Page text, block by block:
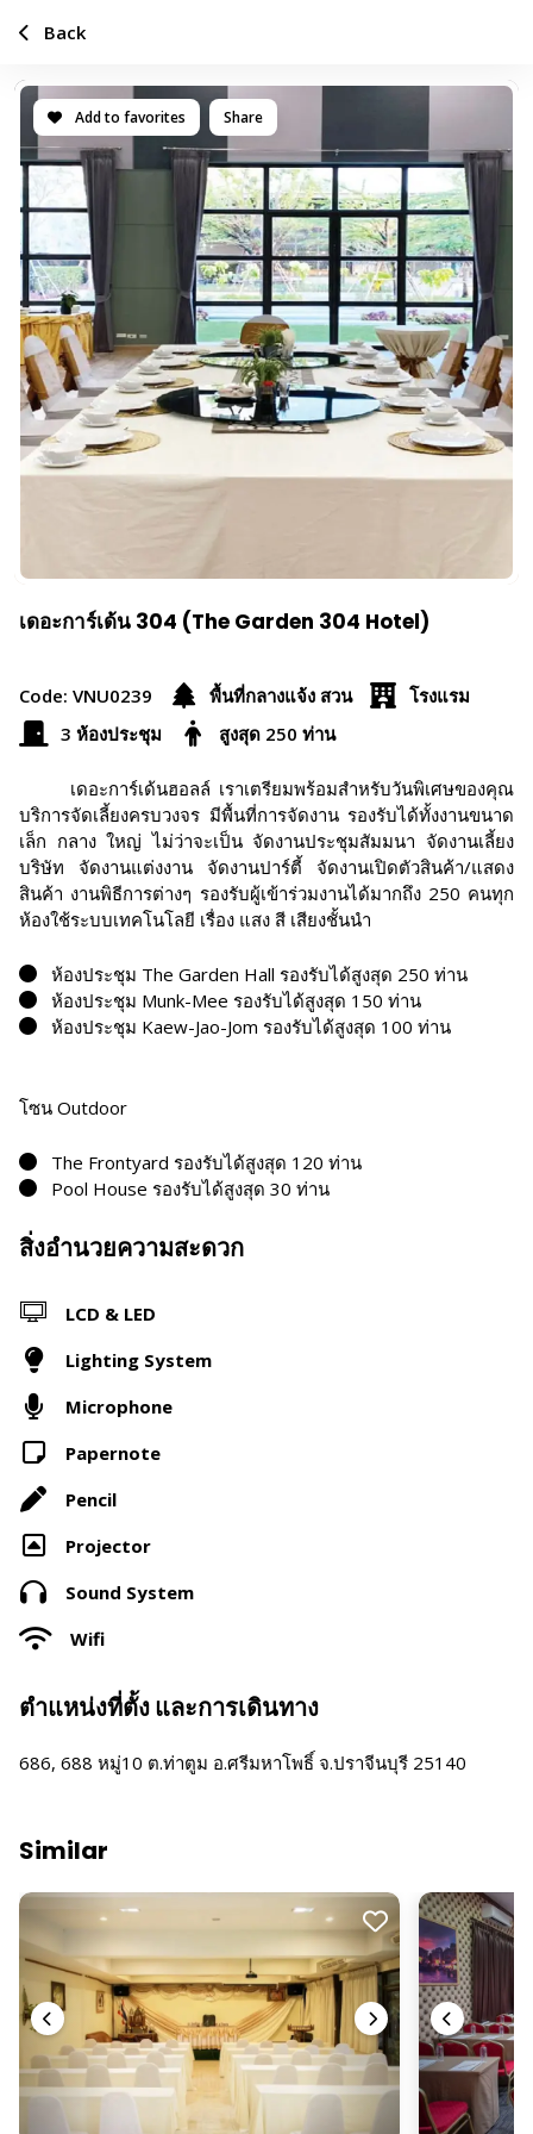
Add to favorites Share
เดอะการ์เด้น 304 (The Garden 304 Hotel)
Code: VNU0239 พื้นที่กลางแจ้ง สวน
โรงแรม
3 ห้องประชุม
สูงสุด 250 ท่าน
เดอะการ์เด้นฮอลล์ เราเตรียมพร้อมสำหรับวันพิเศษของคุณ
บริการจัดเลี้ยงครบวงจร มีพื้นที่การจัดงาน รองรับได้ทั้งงานขนาด
เล็ก กลาง ใหญ่ ไม่ว่าจะเป็น จัดงานประชุมสัมมนา จัดงานเลี้ยง
บริษัท จัดงานแต่งงาน จัดงานปาร์ตี้ จัดงานเปิดตัวสินค้า/แสดง
สินค้า งานพิธีการต่างๆ รองรับผู้เข้าร่วมงานได้มากถึง 250 คนทุก
ห้องใช้ระบบเทคโนโลยี เรื่อง แสง สี เสียงชั้นนำ
ห้องประชุม The Garden Hall รองรับได้สูงสุด 250 ท่าน
ห้องประชุม Munk-Mee รองรับได้สูงสุด 150 ท่าน
ห้องประชุม Kaew-Jao-Jom รองรับได้สูงสุด 100 ท่าน
โซน Outdoor
The Frontyard รองรับได้สูงสุด 120 ท่าน
Pool House รองรับได้สูงสุด 30 ท่าน
สิ่งอำนวยความสะดวก
LCD & LED
Lighting System
Microphone
Papernote
Pencil
Projector
Sound System
Wifi
ตำแหน่งที่ตั้ง และการเดินทาง
686, 688 หมู่10 ต.ท่าตูม อ.ศรีมหาโพธิ์ จ.ปราจีนบุรี 25140
Back
Similar